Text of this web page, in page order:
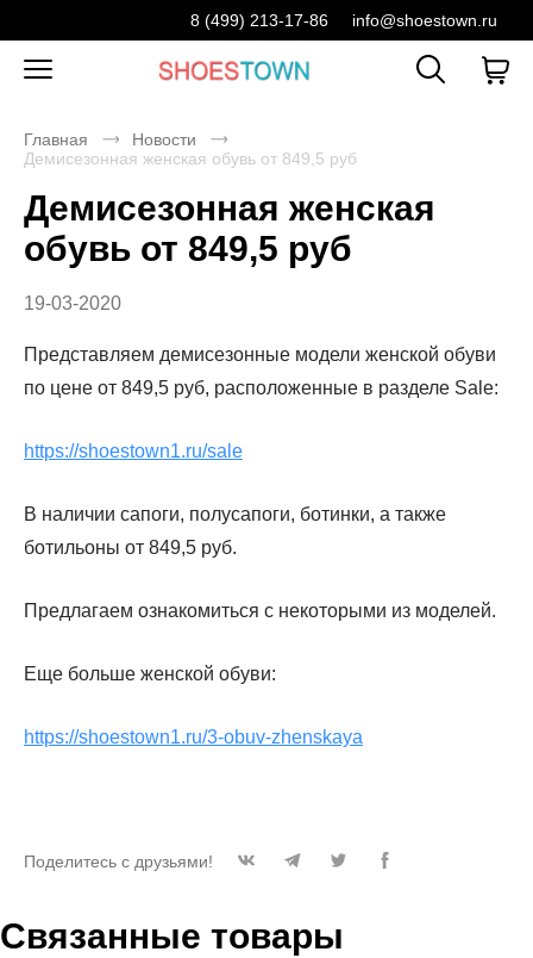
8 (499) 213-17-86 info@shoestown.ru
Главная
Новости
Демисезонная женская обувь от 849,5 руб
Демисезонная женская
обувь от 849,5 руб
19-03-2020
Представляем демисезонные модели женской обуви
по цене от 849,5 руб, расположенные в разделе Sale:
https://shoestown1.ru/sale
В наличии сапоги, полусапоги, ботинки, а также
ботильоны от 849,5 руб.
Предлагаем ознакомиться с некоторыми из моделей.
Еще больше женской обуви:
https://shoestown1.ru/3-obuv-zhenskaya
Поделитесь с друзьями!
Связанные товары